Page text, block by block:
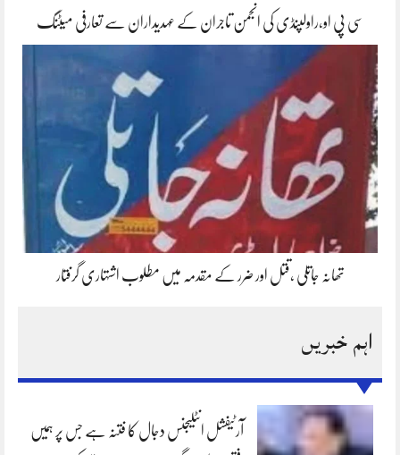
سی پی او،راولپنڈی کی انجمن تاجران کے عہدیداران سے تعارفی میٹنگ
تھانہ جاتلی ،قتل اور ضرر کے مقدمہ میں مطلوب اشتہاری گرفتار
اہم خبریں
آرٹیفشل انٹلیجنس دجال کا فتنہ ہے جس پر ہمیں